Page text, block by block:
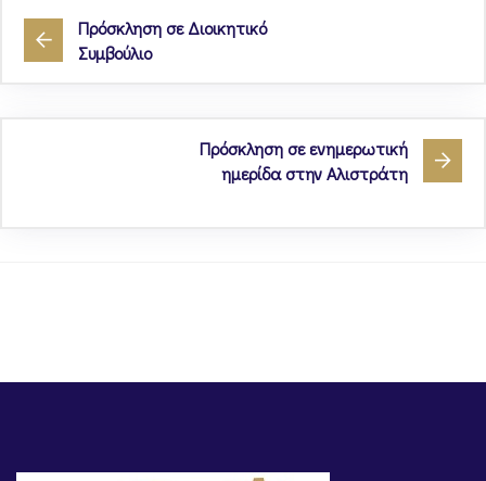
Πρόσκληση σε Διοικητικό
Συμβούλιο
Πρόσκληση σε ενημερωτική
ημερίδα στην Αλιστράτη